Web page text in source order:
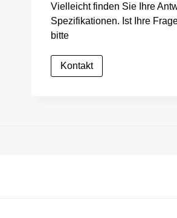
Vielleicht finden Sie Ihre
Spezifikationen. Ist Ihre
bitte
Kontakt